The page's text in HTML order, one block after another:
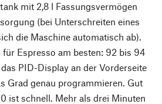
mit 2,8 l Fassungsvermögen
(bei Unterschreiten eines
die Maschine automatisch ab).
Espresso am besten: 92 bis 94
PID-Display an der Vorderseite
Grad genau programmieren. Gut
ist schnell. Mehr als drei Minuten